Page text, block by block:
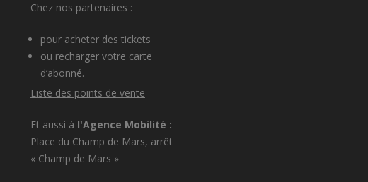
Chez nos partenaires :
pour acheter des tickets
ou recharger votre carte
d’abonné.
Liste des points de vente
Et aussi à l'Agence Mobilité :
Place du Champ de Mars, arrêt
« Champ de Mars »